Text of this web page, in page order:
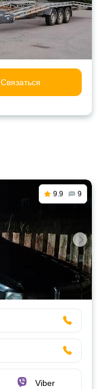
Связаться
9.9 9
Viber